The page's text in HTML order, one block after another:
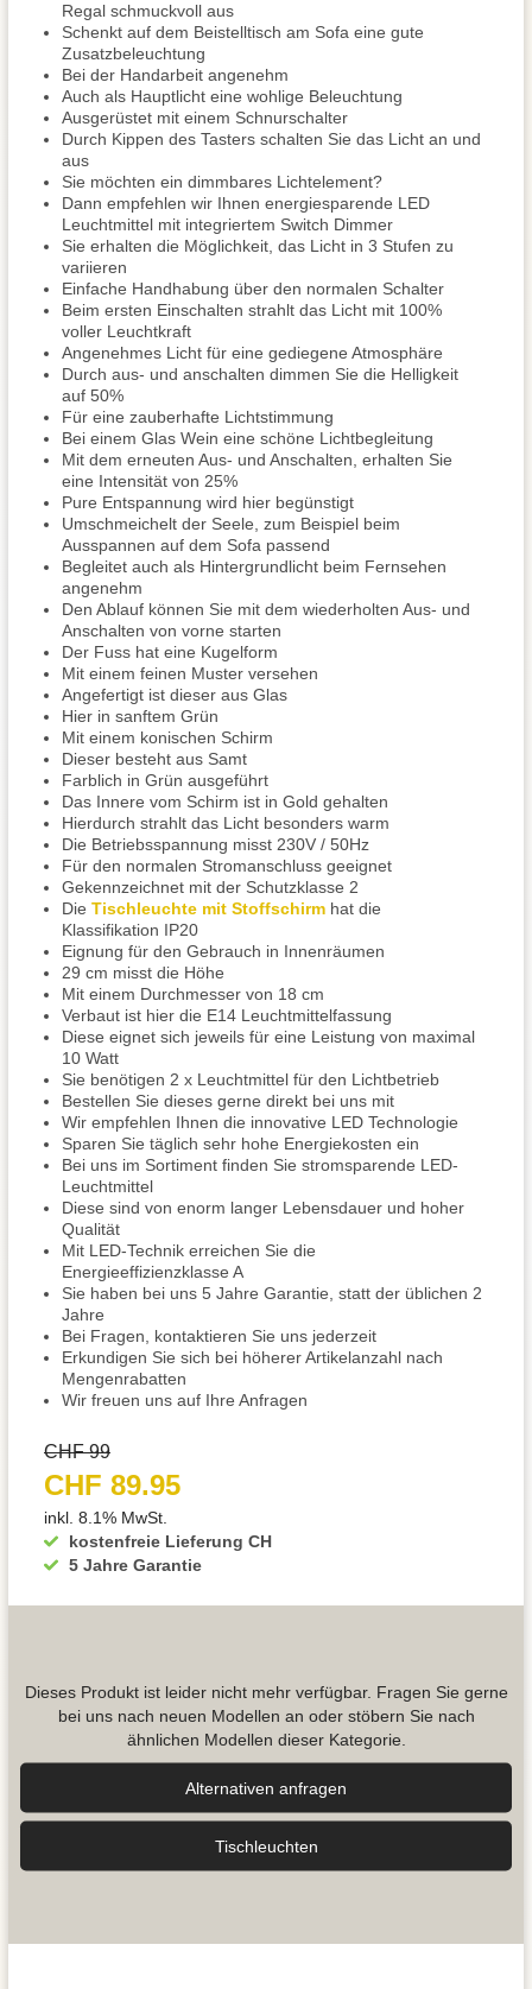
Regal schmuckvoll aus
Schenkt auf dem Beistelltisch am Sofa eine gute
Zusatzbeleuchtung
Bei der Handarbeit angenehm
Auch als Hauptlicht eine wohlige Beleuchtung
Ausgerüstet mit einem Schnurschalter
Durch Kippen des Tasters schalten Sie das Licht an und
aus
Sie möchten ein dimmbares Lichtelement?
Dann empfehlen wir Ihnen energiesparende LED
Leuchtmittel mit integriertem Switch Dimmer
Sie erhalten die Möglichkeit, das Licht in 3 Stufen zu
variieren
Einfache Handhabung über den normalen Schalter
Beim ersten Einschalten strahlt das Licht mit 100%
voller Leuchtkraft
Angenehmes Licht für eine gediegene Atmosphäre
Durch aus- und anschalten dimmen Sie die Helligkeit
auf 50%
Für eine zauberhafte Lichtstimmung
Bei einem Glas Wein eine schöne Lichtbegleitung
Mit dem erneuten Aus- und Anschalten, erhalten Sie
eine Intensität von 25%
Pure Entspannung wird hier begünstigt
Umschmeichelt der Seele, zum Beispiel beim
Ausspannen auf dem Sofa passend
Begleitet auch als Hintergrundlicht beim Fernsehen
angenehm
Den Ablauf können Sie mit dem wiederholten Aus- und
Anschalten von vorne starten
Der Fuss hat eine Kugelform
Mit einem feinen Muster versehen
Angefertigt ist dieser aus Glas
Hier in sanftem Grün
Mit einem konischen Schirm
Dieser besteht aus Samt
Farblich in Grün ausgeführt
Das Innere vom Schirm ist in Gold gehalten
Hierdurch strahlt das Licht besonders warm
Die Betriebsspannung misst 230V / 50Hz
Für den normalen Stromanschluss geeignet
Gekennzeichnet mit der Schutzklasse 2
Die Tischleuchte mit Stoffschirm hat die
Klassifikation IP20
Eignung für den Gebrauch in Innenräumen
29 cm misst die Höhe
Mit einem Durchmesser von 18 cm
Verbaut ist hier die E14 Leuchtmittelfassung
Diese eignet sich jeweils für eine Leistung von maximal
10 Watt
Sie benötigen 2 x Leuchtmittel für den Lichtbetrieb
Bestellen Sie dieses gerne direkt bei uns mit
Wir empfehlen Ihnen die innovative LED Technologie
Sparen Sie täglich sehr hohe Energiekosten ein
Bei uns im Sortiment finden Sie stromsparende LED-
Leuchtmittel
Diese sind von enorm langer Lebensdauer und hoher
Qualität
Mit LED-Technik erreichen Sie die
Energieeffizienzklasse A
Sie haben bei uns 5 Jahre Garantie, statt der üblichen 2
Jahre
Bei Fragen, kontaktieren Sie uns jederzeit
Erkundigen Sie sich bei höherer Artikelanzahl nach
Mengenrabatten
Wir freuen uns auf Ihre Anfragen
kostenfreie Lieferung CH
5 Jahre Garantie
CHF 99
CHF 89.95
inkl. 8.1% MwSt.
Dieses Produkt ist leider nicht mehr verfügbar. Fragen Sie gerne
bei uns nach neuen Modellen an oder stöbern Sie nach
ähnlichen Modellen dieser Kategorie.
Alternativen anfragen
Tisch­leuchten